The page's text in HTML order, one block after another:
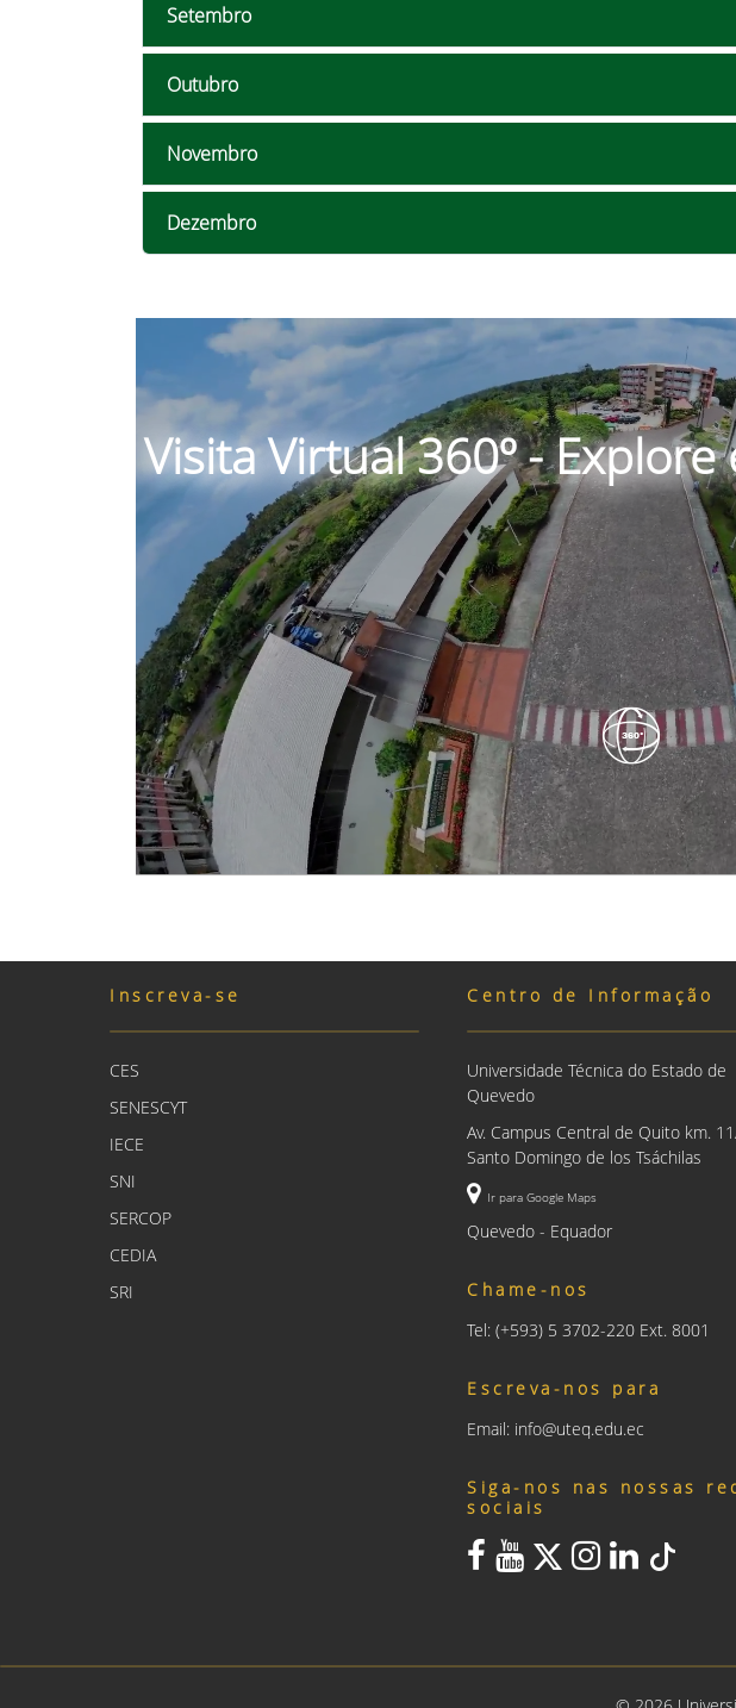
Setembro
Outubro
Novembro
Dezembro
Visita Virtual 360º - Explore
Inscreva-se
CES
SENESCYT
IECE
SNI
SERCOP
CEDIA
SRI
Centro de Informação
Universidade Técnica do Estado de
Quevedo
Av. Campus Central de Quito km.
Santo Domingo de los Tsáchilas
Ir para Google Maps
Quevedo - Equador
Chame-nos
Tel: (+593) 5 3702-220 Ext. 8001
Escreva-nos para
Email: info@uteq.edu.ec
Siga-nos nas nossas
sociais